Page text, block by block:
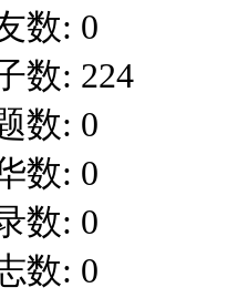
数: 0
数: 224
数: 0
数: 0
数: 0
数: 0